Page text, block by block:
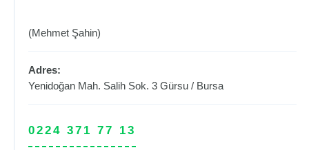
(Mehmet Şahin)
Adres:
Yenidoğan Mah. Salih Sok. 3 Gürsu / Bursa
0224 371 77 13